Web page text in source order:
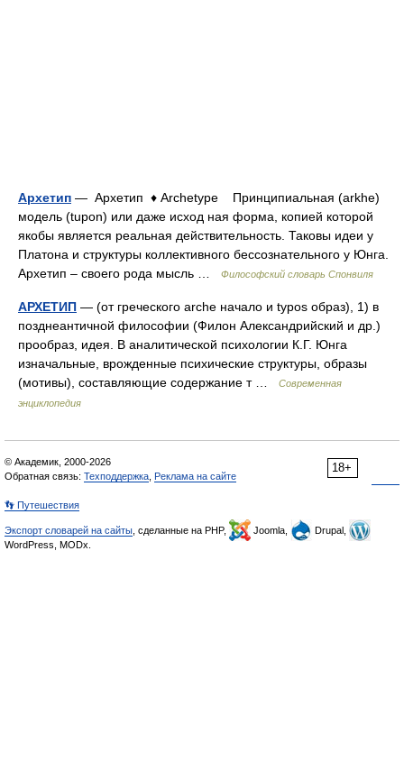
Архетип — Архетип ♦ Archetype Принципиальная (arkhe)
модель (tupon) или даже исход ная форма, копией которой
якобы является реальная действительность. Таковы идеи у
Платона и структуры коллективного бессознательного у Юнга.
Архетип – своего рода мысль …
Философский словарь Спонвиля
АРХЕТИП — (от греческого arche начало и typos образ), 1) в
позднеантичной философии (Филон Александрийский и др.)
прообраз, идея. В аналитической психологии К.Г. Юнга
изначальные, врожденные психические структуры, образы
(мотивы), составляющие содержание т …
Современная
энциклопедия
18+
© Академик, 2000-2026
Обратная связь: Техподдержка Реклама на сайте
👣 Путешествия
Экспорт словарей на сайты , сделанные на PHP, Joomla,
Drupal,
WordPress, MODx.